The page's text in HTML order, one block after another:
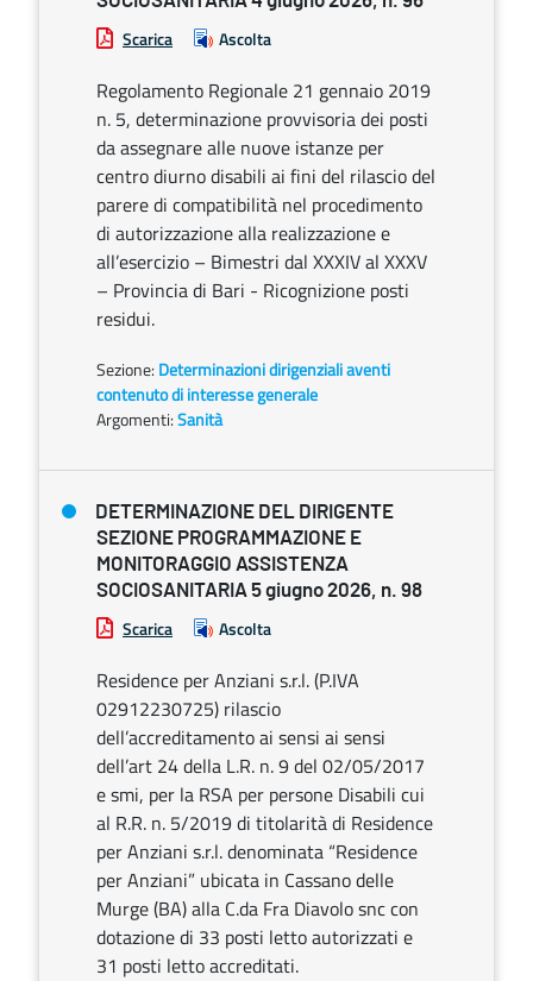
Scarica Ascolta
Regolamento Regionale 21 gennaio 2019
n. 5, determinazione provvisoria dei posti
da assegnare alle nuove istanze per
centro diurno disabili ai fini del rilascio del
parere di compatibilità nel procedimento
di autorizzazione alla realizzazione e
all’esercizio – Bimestri dal XXXIV al XXXV
– Provincia di Bari - Ricognizione posti
residui.
Sezione: Determinazioni dirigenziali aventi
contenuto di interesse generale
Argomenti:Sanità
DETERMINAZIONE DEL DIRIGENTE
SEZIONE PROGRAMMAZIONE E
MONITORAGGIO ASSISTENZA
SOCIOSANITARIA 5 giugno 2026, n. 98
Scarica Ascolta
Residence per Anziani s.r.l. (P.IVA
02912230725) rilascio
dell’accreditamento ai sensi ai sensi
dell’art 24 della L.R. n. 9 del 02/05/2017
e smi, per la RSA per persone Disabili cui
al R.R. n. 5/2019 di titolarità di Residence
per Anziani s.r.l. denominata “Residence
per Anziani” ubicata in Cassano delle
Murge (BA) alla C.da Fra Diavolo snc con
dotazione di 33 posti letto autorizzati e
31 posti letto accreditati.